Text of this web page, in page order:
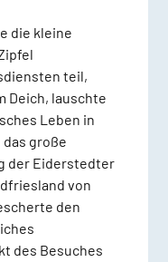
die kleine
teil,
Deich, lauschte
Leben in
große
der Eiderstedter
von
den
des Besuches